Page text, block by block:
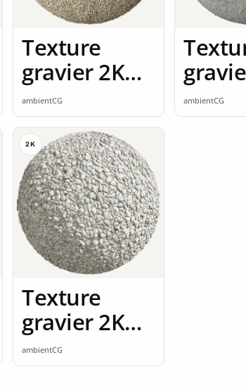
Texture
gravier 2K
seamless
ambientCG ambientCG
2K
Texture
gravier 2K
seamless
ambientCG